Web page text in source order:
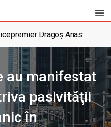
Dragoș Anastasiu
au manifestat
pasivităţii
în